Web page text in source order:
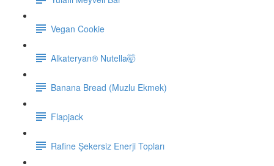
Vegan Cookie
Alkateryan® Nutella🤯
Banana Bread (Muzlu Ekmek)
Flapjack
Rafine Şekersiz Enerji Topları